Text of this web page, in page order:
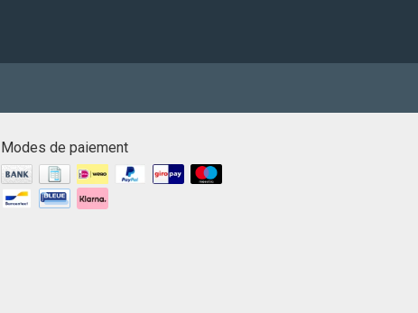
Modes de paiement